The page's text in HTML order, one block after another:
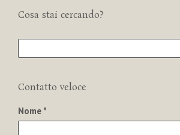
Cosa stai cercando?
Contatto veloce
Nome *